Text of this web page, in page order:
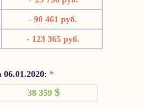
- 90 461 руб.
- 123 365 руб.
06.01.2020: *
38 359 $